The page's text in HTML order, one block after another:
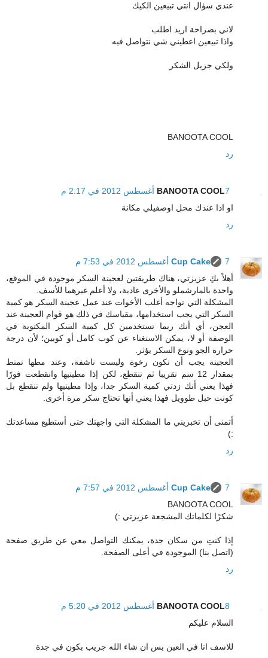
عندي سؤال انتي تبيعين الكيك
لاني بصراحة اريد اطلب
واذا تبيعين اعطيني شي نتواصل فيه
ولكي جزيل الشكر
BANOOTA COOL
رد
BANOOTA COOL7 أغسطس 2012 في 2:17 م
او اذا عندك محل اوصفيلي مكانة
رد
Cup Cake
7 أغسطس 2012 في 7:53 م
أهلاً بكِ عزيزتي، هناك طريقتين لعجينة السكر موجودة في الموقع،
واحدة بالمارشملو والأخرى عادية، ولا أعلم غيرهما للأسف.
المشكلة التي تواجه أغلب الأخوات عند عمل عجينة السكر هو كمية
السكر التي يجب استخدامها، مقياسك في ذلك هو قوام العجينة عند
العجن، أي أنك ربما تستخدمين كل كمية السكر المكتوبة في
الوصفة أو لا، يمكن الاستغناء عن كوب كامل أو كوبين؛ لأن درجة
حرارة الجو ونوع السكر يؤثر.
العجينة يجب أن تكون رخوة وليست ناشفة، وعند مطها تمتط
بمقدار 12 سم تقريبا ثم تنقطع، لكن إذا مطيتيها وانقطعت فورًا
فهذا يعني أنك زدتي كمية السكر جدا، وإذا مطيتيها ولم تنقطع بل
كونت حبل طوويل فهذا يعني أنها تحتاج سكر مرة أخرى.
أتمنى أن تخبريني ما المشكلة التي واجهتك حتى أستطيع مساعدتك
:)
رد
Cup Cake
7 أغسطس 2012 في 7:57 م
BANOOTA COOL
شكرًا لكلماتك المشجعة عزيزتي :)
إذا كنتِ من سكان جدة، يمكنك التواصل معي عن طريق صفحة
(اتصل بنا) الموجودة في أعلى الصفحة.
رد
BANOOTA COOL8 أغسطس 2012 في 5:20 م
السلام عليكم
للاسف انا في العين بس ان شاء الله جريب بكون في جدة